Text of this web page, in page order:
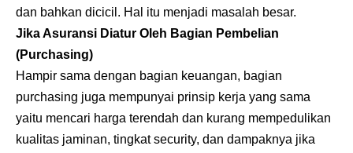
dan bahkan dicicil. Hal itu menjadi masalah besar.
Jika Asuransi Diatur Oleh Bagian Pembelian
(Purchasing)
Hampir sama dengan bagian keuangan, bagian
purchasing juga mempunyai prinsip kerja yang sama
yaitu mencari harga terendah dan kurang mempedulikan
kualitas jaminan, tingkat security, dan dampaknya jika